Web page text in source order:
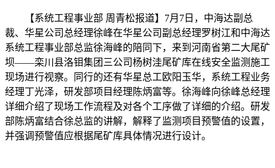
【系统工程事业部 周青松报道】7月7日，中海达副总
裁、华星公司总经理徐峰在华星公司副总经理罗树江和中海达
系统工程事业部总监徐海峰的陪同下，来到河南省第二大尾矿
坝——栾川县洛钼集团三公司杨树洼尾矿库在线安全监测施工
现场进行视察。同行的还有华星总工欧阳玉华，系统工程业务
经理丁光泽，研发部项目经理陈炳富等。徐海峰向徐峰总经理
详细介绍了现场工作流程及对各个工序做了详细的介绍。研发
部陈炳富结合徐总监的讲解，解释了监测项目预警值的设置，
并强调预警值应根据尾矿库具体情况进行设计。